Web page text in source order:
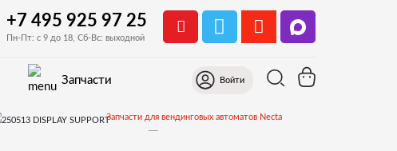
+7 495 925 97 25
Пн-Пт: с 9 до 18, Сб-Вс: выходной
Запчасти Войти
Запчасти для вендинговых автоматов Necta